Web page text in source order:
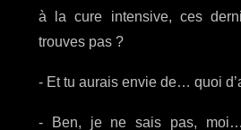
à la cure intensive, ces
trouves pas ?
- Et tu aurais envie de… quoi
- Ben, je ne sais pas,